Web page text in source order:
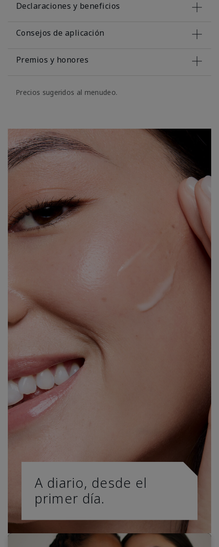
Declaraciones y beneficios
Consejos de aplicación
Premios y honores
Precios sugeridos al menudeo.
A diario, desde el
primer día.